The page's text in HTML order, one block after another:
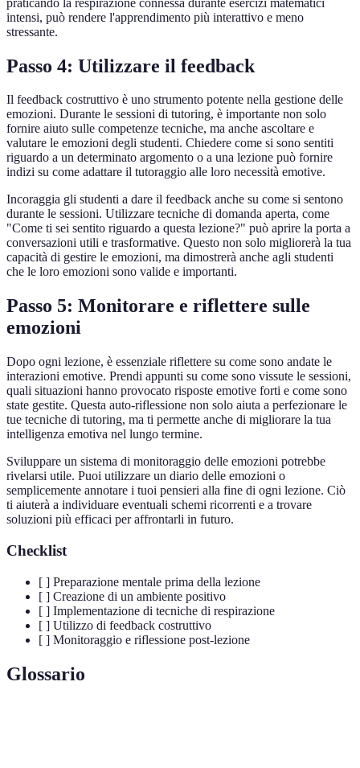
intensi, può rendere l'apprendimento più interattivo e meno
stressante.
Passo 4: Utilizzare il feedback
Il feedback costruttivo è uno strumento potente nella gestione delle
emozioni. Durante le sessioni di tutoring, è importante non solo
fornire aiuto sulle competenze tecniche, ma anche ascoltare e
valutare le emozioni degli studenti. Chiedere come si sono sentiti
riguardo a un determinato argomento o a una lezione può fornire
indizi su come adattare il tutoraggio alle loro necessità emotive.
Incoraggia gli studenti a dare il feedback anche su come si sentono
durante le sessioni. Utilizzare tecniche di domanda aperta, come
"Come ti sei sentito riguardo a questa lezione?" può aprire la porta a
conversazioni utili e trasformative. Questo non solo migliorerà la tua
capacità di gestire le emozioni, ma dimostrerà anche agli studenti
che le loro emozioni sono valide e importanti.
Passo 5: Monitorare e riflettere sulle
emozioni
Dopo ogni lezione, è essenziale riflettere su come sono andate le
interazioni emotive. Prendi appunti su come sono vissute le sessioni,
quali situazioni hanno provocato risposte emotive forti e come sono
state gestite. Questa auto-riflessione non solo aiuta a perfezionare le
tue tecniche di tutoring, ma ti permette anche di migliorare la tua
intelligenza emotiva nel lungo termine.
Sviluppare un sistema di monitoraggio delle emozioni potrebbe
rivelarsi utile. Puoi utilizzare un diario delle emozioni o
semplicemente annotare i tuoi pensieri alla fine di ogni lezione. Ciò
ti aiuterà a individuare eventuali schemi ricorrenti e a trovare
soluzioni più efficaci per affrontarli in futuro.
Checklist
[ ] Preparazione mentale prima della lezione
[ ] Creazione di un ambiente positivo
[ ] Implementazione di tecniche di respirazione
[ ] Utilizzo di feedback costruttivo
[ ] Monitoraggio e riflessione post-lezione
Glossario